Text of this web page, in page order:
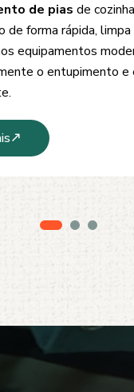
rápidas e
redes de esgoto,
Utilizamos
seguras que
e sem danos à